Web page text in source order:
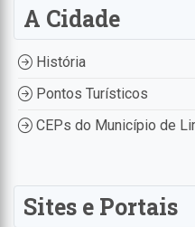
A Cidade
História
Pontos Turísticos
CEPs do Município de
Sites e Portais